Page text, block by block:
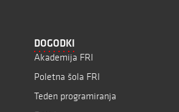
DOGODKI
Akademija FRI
Poletna šola FRI
Teden programiranja